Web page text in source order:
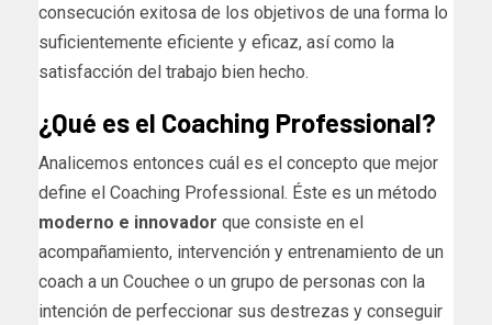
consecución exitosa de los objetivos de una forma lo
suficientemente eficiente y eficaz, así como la
satisfacción del trabajo bien hecho.
¿Qué es el Coaching Professional?
Analicemos entonces cuál es el concepto que mejor
define el Coaching Professional. Éste es un método
moderno e innovador que consiste en el
acompañamiento, intervención y entrenamiento de un
coach a un Couchee o un grupo de personas con la
intención de perfeccionar sus destrezas y conseguir